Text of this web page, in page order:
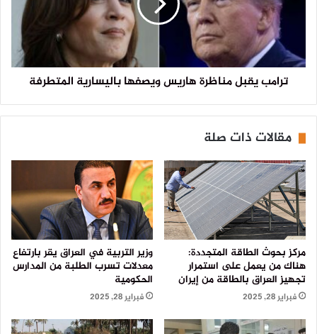
ترامب يقبل مناظرة هاريس ويصفها باليسارية المتطرفة
مقالات ذات صلة
مركز بحوث الطاقة المتجددة:
هناك من يعمل على استمرار
تجهيز العراق بالطاقة من إيران
فبراير 28, 2025
وزير التربية في العراق يقر بارتفاع
معدلات تسرب الطلبة من المدارس
الحكومية
فبراير 28, 2025